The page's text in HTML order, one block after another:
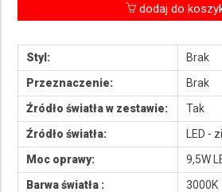
dodaj do
Styl:
Brak
Przeznaczenie:
Brak
Źródło światła w zestawie:
Tak
Źródło światła:
LED -
Moc oprawy:
9,5W
Barwa światła :
3000K